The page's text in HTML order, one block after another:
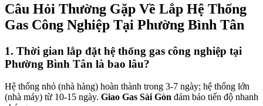
Câu Hỏi Thường Gặp Về Lắp Hệ Thống
Gas Công Nghiệp Tại Phường Bình Tân
1. Thời gian lắp đặt hệ thống gas công nghiệp tại
Phường Bình Tân là bao lâu?
Hệ thống nhỏ (nhà hàng) hoàn thành trong 3-7 ngày; hệ thống lớn
(nhà máy) từ 10-15 ngày. Giao Gas Sài Gòn đảm bảo tiến độ nhanh